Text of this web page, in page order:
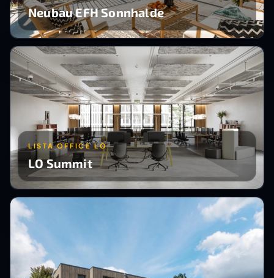
Neubau EFH Sonnhalde
LISTA OFFICE LO
LO Summit